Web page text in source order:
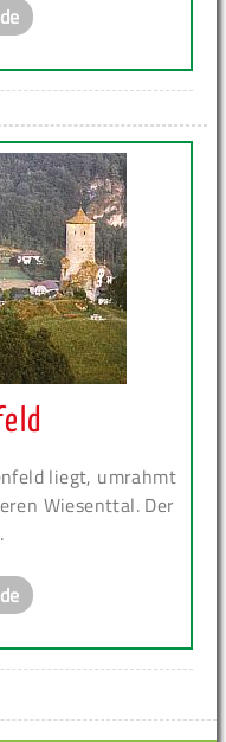
liegt, umrahmt
Wiesenttal. Der